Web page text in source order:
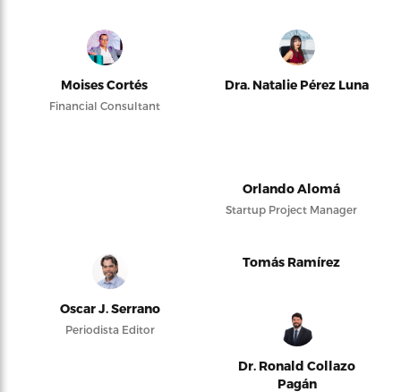
Moises Cortés
Financial Consultant
Dra. Natalie Pérez Luna
Orlando Alomá
Startup Project Manager
Oscar J. Serrano
Periodista Editor
Tomás Ramírez
Dr. Ronald Collazo
Pagán